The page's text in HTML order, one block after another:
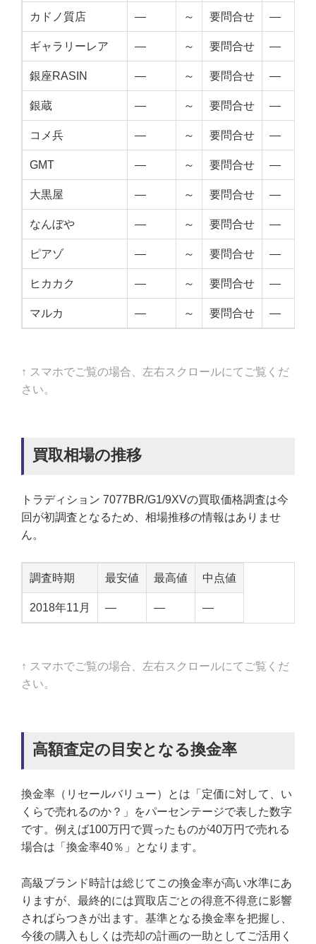
カドノ質店 — ～ 要問合せ —
ギャラリーレア — ～ 要問合せ —
銀座RASIN — ～ 要問合せ —
銀蔵 — ～ 要問合せ —
コメ兵 — ～ 要問合せ —
GMT — ～ 要問合せ —
大黒屋 — ～ 要問合せ —
なんぼや — ～ 要問合せ —
ピアゾ — ～ 要問合せ —
ヒカカク — ～ 要問合せ —
マルカ — ～ 要問合せ —
↑ スマホでご覧の場合、左右スクロールにてご覧くだ
さい。
買取相場の推移
トラディション 7077BR/G1/9XVの買取価格調査は今
回が初調査となるため、相場推移の情報はありませ
ん。
調査時期 最安値 最高値 中点値
2018年11月 — — —
↑ スマホでご覧の場合、左右スクロールにてご覧くだ
さい。
高額査定の目安となる換金率
換金率（リセールバリュー）とは「定価に対して、い
くらで売れるのか？」をパーセンテージで表した数字
です。例えば100万円で買ったものが40万円で売れる
場合は「換金率40％」となります。
高級ブランド時計は総じてこの換金率が高い水準にあ
りますが、最終的には買取店ごとの得意不得意に影響
さればらつきが出ます。基準となる換金率を把握し、
今後の購入もしくは売却の計画の一助としてご活用く